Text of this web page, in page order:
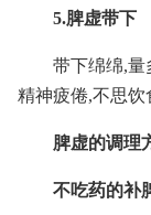
5.脾虚带下
带下绵绵,量
精神疲倦,不思饮
脾虚的调理
不吃药的补